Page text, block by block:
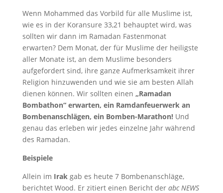
Wenn Mohammed das Vorbild für alle Muslime ist,
wie es in der Koransure 33,21 behauptet wird, was
sollten wir dann im Ramadan Fastenmonat
erwarten? Dem Monat, der für Muslime der heiligste
aller Monate ist, an dem Muslime besonders
aufgefordert sind, ihre ganze Aufmerksamkeit ihrer
Religion hinzuwenden und wie sie am besten Allah
dienen können. Wir sollten einen „Ramadan
Bombathon“ erwarten, ein Ramdanfeuerwerk an
Bombenanschlägen, ein Bomben-Marathon!Und
genau das erleben wir jedes einzelne Jahr während
des Ramadan.
Beispiele
Allein im Irakgab es heute 7 Bombenanschläge,
berichtet Wood. Er zitiert einen Bericht der abc NEWS